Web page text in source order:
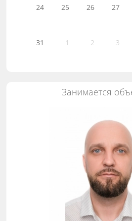
24 25 26 27
31 1 2 3
Занимается